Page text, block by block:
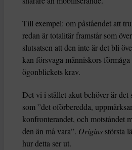
Till exempel: om påståendet att
redan är totalitär framstår som
slutsatsen att den inte är det bli
kan försvaga människors
ögonblickets krav.
Det vi i stället akut behöver är det
som ”det oförberedda,
konfronterandet, och motståndet
den än må vara”. Origins största
hur detta ser ut.